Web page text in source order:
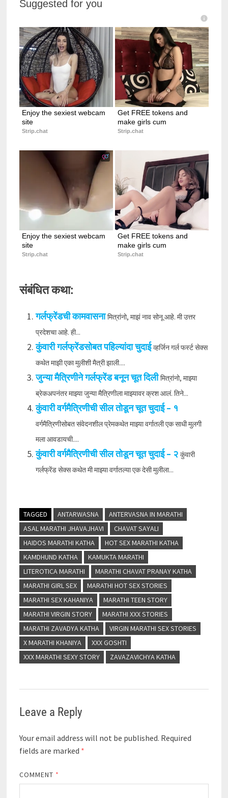
Suggested for you
Enjoy the sexiest webcam
site
Strip.chat
Get FREE tokens and
make girls cum
Strip.chat
Enjoy the sexiest webcam
site
Strip.chat
Get FREE tokens and
make girls cum
Strip.chat
संबंधित कथा:
गर्लफ्रेंडची कामवासना मित्रांनो, माझं नाव सोनू आहे. मी उत्तर
प्रदेशचा आहे. ही...
कुंवारी गर्लफ्रेंडसोबत पहिल्यांदा चुदाई व्हर्जिन गर्ल फर्स्ट सेक्स
कथेत माझी एका मुलीशी मैत्री झाली....
जुन्या मैत्रिणीने गर्लफ्रेंड बनून चूत दिली मित्रांनो, माझ्या
ब्रेकअपनंतर माझ्या जुन्या मैत्रिणीला माझ्यावर क्रश आलं. तिने...
कुंवारी वर्गमैत्रिणीची सील तोडून चूत चुदाई – १
वर्गमैत्रिणीसोबत संवेदनशील प्रेमकथेत माझ्या वर्गातली एक साधी मुलगी
मला आवडायची....
कुंवारी वर्गमैत्रिणीची सील तोडून चूत चुदाई – २ कुंवारी
गर्लफ्रेंड सेक्स कथेत मी माझ्या वर्गातल्या एक देसी मुलीला...
TAGGED ANTARWASNA
ANTERVASNA IN MARATHI
ASAL MARATHI JHAVAJHAVI
CHAVAT SAYALI
HAIDOS MARATHI KATHA
HOT SEX MARATHI KATHA
KAMDHUND KATHA
KAMUKTA MARATHI
LITEROTICA MARATHI
MARATHI CHAVAT PRANAY KATHA
MARATHI GIRL SEX
MARATHI HOT SEX STORIES
MARATHI SEX KAHANIYA
MARATHI TEEN STORY
MARATHI VIRGIN STORY
MARATHI XXX STORIES
MARATHI ZAVADYA KATHA
VIRGIN MARATHI SEX STORIES
X MARATHI KHANIYA
XXX GOSHTI
XXX MARATHI SEXY STORY
ZAVAZAVICHYA KATHA
Leave a Reply
Your email address will not be published. Required
fields are marked *
COMMENT *